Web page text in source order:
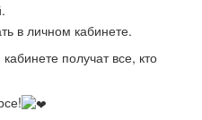
в личном кабинете.
получат все, кто